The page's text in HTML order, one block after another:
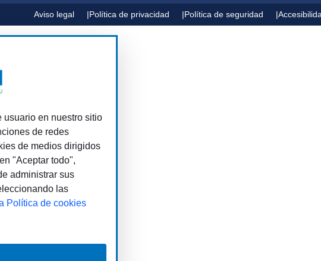
Aviso legal Política de privacidad Política de seguridad
usuario en nuestro sitio
de redes
de medios dirigidos
"Aceptar todo",
administrar sus
las
Política de cookies